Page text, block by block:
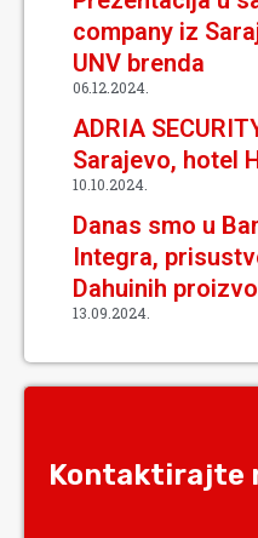
company iz
UNV brenda
06.12.2024.
ADRIA
Sarajevo, hotel
10.10.2024.
Danas smo u
Integra,
Dahuinih
13.09.2024.
Kontaktirajte